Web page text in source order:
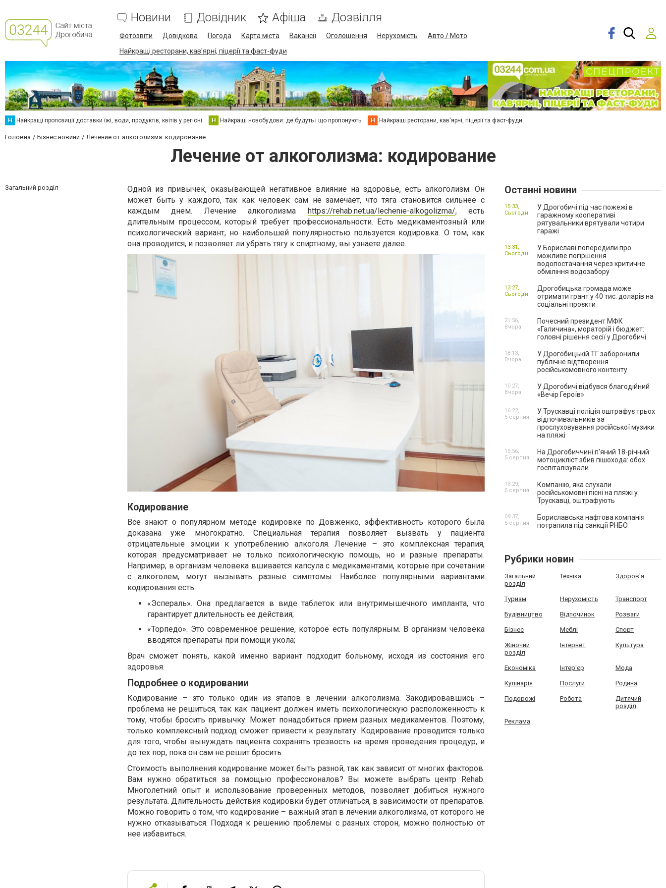
Новини Довідник Афіша Дозвілля
Фотозвіти Довідкова Погода Карта міста Вакансії Оголошення Нерухомість
Авто / Мото
Найкращі ресторани, кав'ярні, піцерії та фаст-фуди
Н Найкращі пропозиції доставки їжі, води, продуктів, квітів у регіоні Н Найкращі новобудови: де будуть і що пропонують Н Найкращі ресторани, кав'ярні, піцерії та фаст-фуди
Головна Бізнес новини Лечение от алкоголизма: кодирование
Лечение от алкоголизма: кодирование
Загальний розділ
Одной из привычек, оказывающей негативное влияние на здоровье, есть алкоголизм. Он
может быть у каждого, так как человек сам не замечает, что тяга становится сильнее с
каждым днем. Лечение алкоголизма https://rehab.net.ua/lechenie-alkogolizma/, есть
длительным процессом, который требует профессиональности. Есть медикаментозный или
психологический вариант, но наибольшей популярностью пользуется кодировка. О том, как
она проводится, и позволяет ли убрать тягу к спиртному, вы узнаете далее.
Кодирование
Все знают о популярном методе кодировке по Довженко, эффективность которого была
доказана уже многократно. Специальная терапия позволяет вызвать у пациента
отрицательные эмоции к употреблению алкоголя. Лечение – это комплексная терапия,
которая предусматривает не только психологическую помощь, но и разные препараты.
Например, в организм человека вшивается капсула с медикаментами, которые при сочетании
с алкоголем, могут вызывать разные симптомы. Наиболее популярными вариантами
кодирования есть:
«Эспераль». Она предлагается в виде таблеток или внутримышечного импланта, что
гарантирует длительность ее действия;
«Торпедо». Это современное решение, которое есть популярным. В организм человека
вводятся препараты при помощи укола;
Врач сможет понять, какой именно вариант подходит больному, исходя из состояния его
здоровья.
Подробнее о кодировании
Кодирование – это только один из этапов в лечении алкоголизма. Закодировавшись –
проблема не решиться, так как пациент должен иметь психологическую расположенность к
тому, чтобы бросить привычку. Может понадобиться прием разных медикаментов. Поэтому,
только комплексный подход сможет привести к результату. Кодирование проводится только
для того, чтобы вынуждать пациента сохранять трезвость на время проведения процедур, и
до тех пор, пока он сам не решит бросить.
Стоимость выполнения кодирование может быть разной, так как зависит от многих факторов.
Вам нужно обратиться за помощью профессионалов? Вы можете выбрать центр Rehab.
Многолетний опыт и использование проверенных методов, позволяет добиться нужного
результата. Длительность действия кодировки будет отличаться, в зависимости от препаратов.
Можно говорить о том, что кодирование – важный этап в лечении алкоголизма, от которого не
нужно отказываться. Подходя к решению проблемы с разных сторон, можно полностью от
нее избавиться.
Останні новини
У Дрогобичі під час пожежі в
гаражному кооперативі
рятувальники врятували чотири
гаражі
15:33,
Сьогодні
У Бориславі попередили про
можливе погіршення
водопостачання через критичне
обміління водозабору
13:31,
Сьогодні
Дрогобицька громада може
отримати грант у 40 тис. доларів на
соціальні проєкти
13:27,
Сьогодні
Почесний президент МФК
«Галичина», мораторій і бюджет:
головні рішення сесії у Дрогобичі
21:56,
Вчора
У Дрогобицькій ТГ заборонили
публічне відтворення
російськомовного контенту
18:13,
Вчора
У Дрогобичі відбувся благодійний
«Вечір Героїв»
10:27,
Вчора
У Трускавці поліція оштрафує трьох
відпочивальників за
прослуховування російської музики
на пляжі
16:22,
5 серпня
На Дрогобиччині п'яний 18-річний
мотоцикліст збив пішохода: обох
госпіталізували
15:56,
5 серпня
Компанію, яка слухали
російськомовні пісні на пляжі у
Трускавці, оштрафують
13:29,
5 серпня
Бориславська нафтова компанія
потрапила під санкції РНБО
09:37,
5 серпня
Рубрики новин
Загальний
розділ
Техніка Здоров'я
Туризм Нерухомість Транспорт
Будівництво Відпочинок Розваги
Бізнес Меблі Спорт
Жіночий
розділ
Інтернет Культура
Економіка Інтер'єр Мода
Кулінарія Послуги Родина
Подорожі Робота
Дитячий
розділ
Реклама